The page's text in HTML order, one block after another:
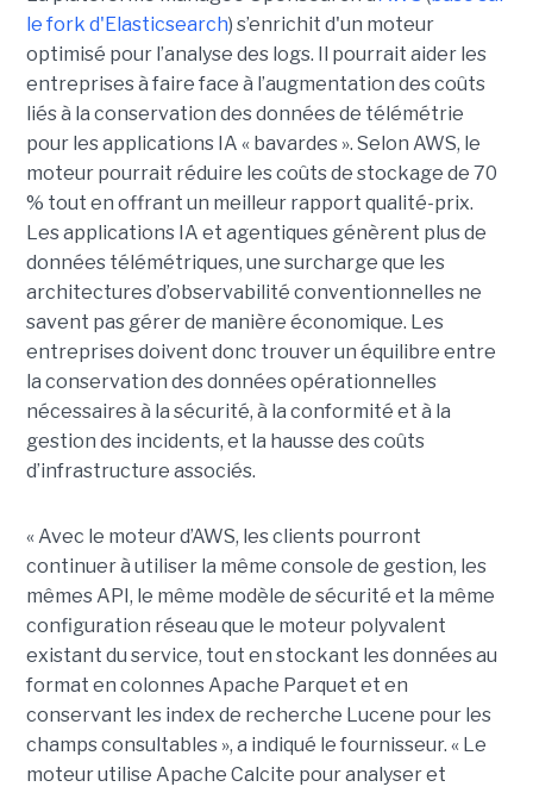
le fork d'Elasticsearch) s’enrichit d'un moteur
optimisé pour l’analyse des logs. Il pourrait aider les
entreprises à faire face à l’augmentation des coûts
liés à la conservation des données de télémétrie
pour les applications IA « bavardes ». Selon AWS, le
moteur pourrait réduire les coûts de stockage de 70
% tout en offrant un meilleur rapport qualité-prix.
Les applications IA et agentiques génèrent plus de
données télémétriques, une surcharge que les
architectures d’observabilité conventionnelles ne
savent pas gérer de manière économique. Les
entreprises doivent donc trouver un équilibre entre
la conservation des données opérationnelles
nécessaires à la sécurité, à la conformité et à la
gestion des incidents, et la hausse des coûts
d’infrastructure associés.
« Avec le moteur d’AWS, les clients pourront
continuer à utiliser la même console de gestion, les
mêmes API, le même modèle de sécurité et la même
configuration réseau que le moteur polyvalent
existant du service, tout en stockant les données au
format en colonnes Apache Parquet et en
conservant les index de recherche Lucene pour les
champs consultables », a indiqué le fournisseur. « Le
moteur utilise Apache Calcite pour analyser et